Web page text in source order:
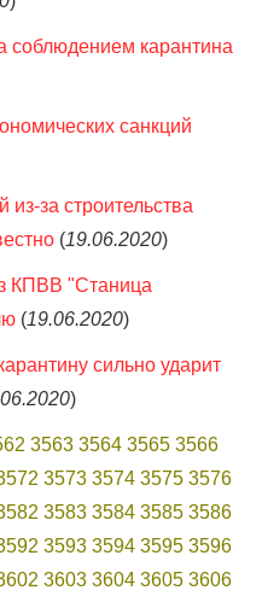
соблюдением карантина
санкций
за строительства
(19.06.2020)
КПВВ "Станица
(19.06.2020)
сильно ударит
)
3563 3564 3565 3566
3573 3574 3575 3576
3583 3584 3585 3586
3593 3594 3595 3596
3603 3604 3605 3606